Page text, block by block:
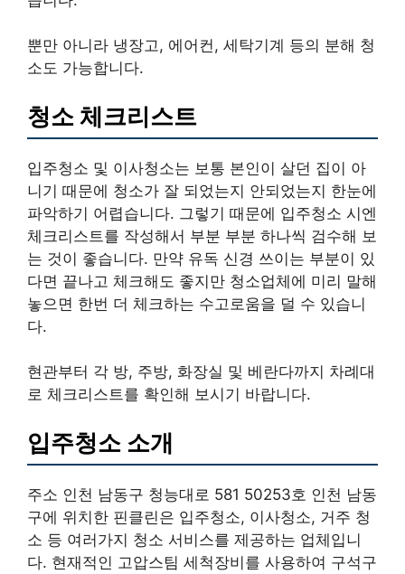
뿐만 아니라 냉장고, 에어컨, 세탁기계 등의 분해 청
소도 가능합니다.
청소 체크리스트
입주청소 및 이사청소는 보통 본인이 살던 집이 아
니기 때문에 청소가 잘 되었는지 안되었는지 한눈에
파악하기 어렵습니다. 그렇기 때문에 입주청소 시엔
체크리스트를 작성해서 부분 부분 하나씩 검수해 보
는 것이 좋습니다. 만약 유독 신경 쓰이는 부분이 있
다면 끝나고 체크해도 좋지만 청소업체에 미리 말해
놓으면 한번 더 체크하는 수고로움을 덜 수 있습니
다.
현관부터 각 방, 주방, 화장실 및 베란다까지 차례대
로 체크리스트를 확인해 보시기 바랍니다.
입주청소 소개
주소 인천 남동구 청능대로 581 50253호 인천 남동
구에 위치한 핀클린은 입주청소, 이사청소, 거주 청
소 등 여러가지 청소 서비스를 제공하는 업체입니
다. 현재적인 고압스팀 세척장비를 사용하여 구석구